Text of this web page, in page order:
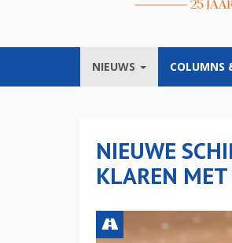
NIEUWS COLUMNS
NIEUWE
KLAREN MET